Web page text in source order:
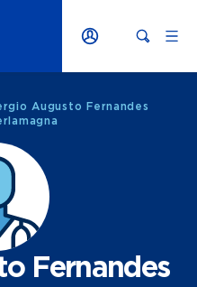
Augusto Fernandes
Fernandes